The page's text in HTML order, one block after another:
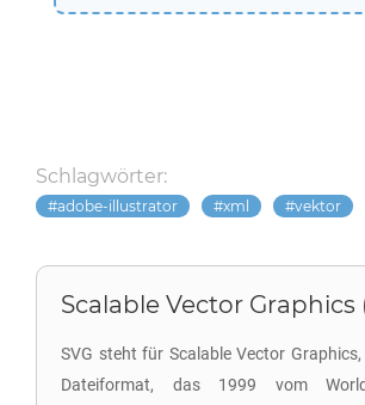
Schlagwörter:
adobe-illustrator xml vektor
Scalable Vector Graphics
SVG steht für Scalable Vector
Dateiformat, das 1999 vom